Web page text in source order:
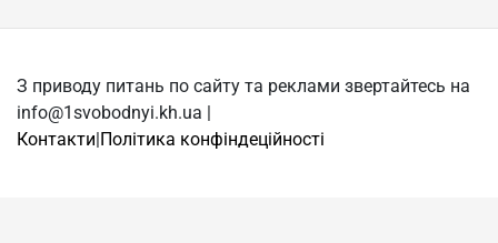
З приводу питань по сайту та реклами звертайтесь на
info@1svobodnyi.kh.ua |
Контакти|Політика конфіндеційності